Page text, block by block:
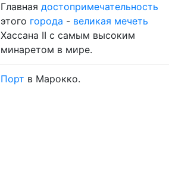
Главная достопримечательность
этого города - великая мечеть
Хассана II с самым высоким
минаретом в мире.
Порт в Марокко.